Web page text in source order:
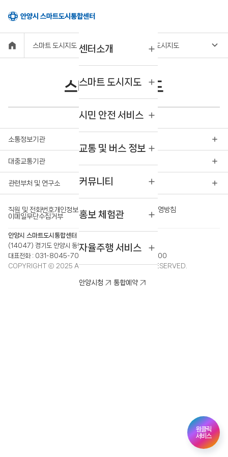
원클릭
서비스
센터소개
스마트 도시지도
시민 안전 서비스
교통 및 버스 정보
커뮤니티
홍보 체험관
자율주행 서비스
안양시청 통합예약
스마트 도시지도 스마트 도시지도
스마트 도시지도
소통정보기관
대중교통기관
관련부처 및 연구소
직원 및 전화번호개인정보처리방침영상정보처리기기운영방침
이메일무단수집거부
안양시 스마트도시통합센터
(14047) 경기도 안양시 동안구 평촌대로243번길 42
대표전화 : 031-8045-7000
031-8045-6500
COPYRIGHT ⓒ 2025 Anyang City. ALL RIGHT RESERVED.